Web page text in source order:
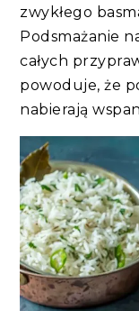
zwykłego
Podsmażanie
całych
powoduje, że
nabierają